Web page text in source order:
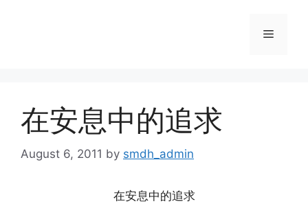
Menu
在安息中的追求
August 6, 2011 by smdh_admin
在安息中的追求